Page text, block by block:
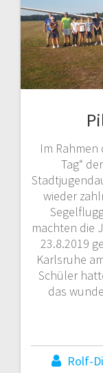
Im
Tag“
wieder
machten die
23.8.2019
Karlsruhe
Schüler
das
Rolf-